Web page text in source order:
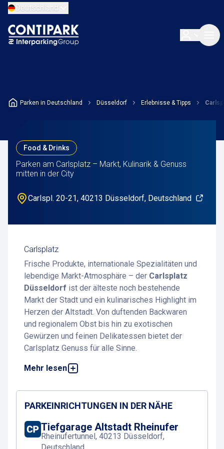
Deutschland
Parken in Deutschland Düsseldorf Erlebnisse & Tipps
Food & Drinks
Parken am Carlsplatz – Markt, Kulinarik & Genuss
mitten in der City
Carlspl. 20-21, 40213 Düsseldorf, Deutschland
Carlsplatz
Frische Produkte, internationale Spezialitäten und
lebendige Markt-Atmosphäre – der Carlsplatz
Düsseldorf ist der älteste noch bestehende
Markt der Stadt und ein kulinarisches Highlight im
Herzen der Altstadt. Von duftenden Backwaren
und regionalem Obst bis hin zu exotischen
Gewürzen und feinen Delikatessen bietet der
Carlsplatz Genuss für alle Sinne.
Mehr lesen
Parken am Carlsplatz Düsseldorf
alle Informationen finden Sie auf dieser Seite.
Highlights & Besonderheiten
Der Carlsplatz ist nicht nur Markt, sondern
Treffpunkt für Genießer. Rund 60 feste Händler
PARKEINRICHTUNGEN IN DER NÄHE
Tiefgarage Altstadt Rheinufer
Rheinufertunnel, 40213 Düsseldorf,